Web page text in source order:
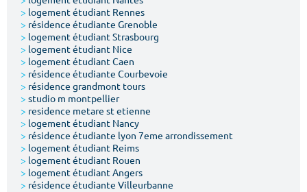
Chercher
> logement étudiant Rennes
> résidence étudiante Grenoble
> logement étudiant Strasbourg
> logement étudiant Nice
> logement étudiant Caen
> résidence étudiante Courbevoie
> résidence grandmont tours
> studio m montpellier
> residence metare st etienne
> logement étudiant Nancy
> résidence étudiante lyon 7eme arrondissement
> logement étudiant Reims
> logement étudiant Rouen
> logement étudiant Angers
> résidence étudiante Villeurbanne